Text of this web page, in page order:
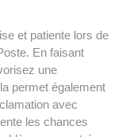
et patiente lors de
En faisant
une
permet également
avec
les chances